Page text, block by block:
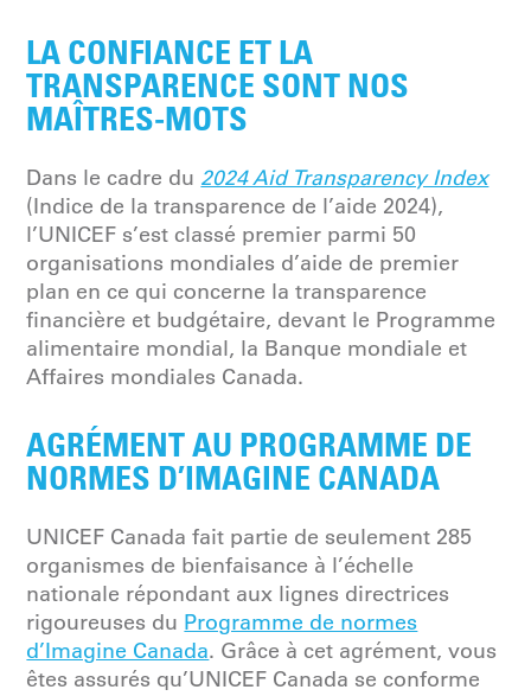
LA CONFIANCE ET LA
TRANSPARENCE SONT NOS
MAÎTRES-MOTS
Dans le cadre du 2024 Aid Transparency Index
(Indice de la transparence de l’aide 2024),
l’UNICEF s’est classé premier parmi 50
organisations mondiales d’aide de premier
plan en ce qui concerne la transparence
financière et budgétaire, devant le Programme
alimentaire mondial, la Banque mondiale et
Affaires mondiales Canada.
AGRÉMENT AU PROGRAMME DE
NORMES D’IMAGINE CANADA
UNICEF Canada fait partie de seulement 285
organismes de bienfaisance à l’échelle
nationale répondant aux lignes directrices
rigoureuses du Programme de normes
d’Imagine Canada. Grâce à cet agrément, vous
êtes assurés qu’UNICEF Canada se conforme